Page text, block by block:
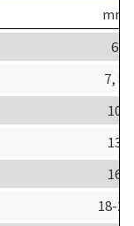
mm
6
7, 8
10
13
16
18-20